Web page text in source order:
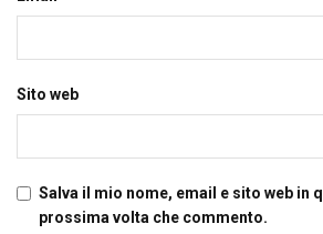
Sito web
Salva il mio nome, email e sito web in
prossima volta che commento.